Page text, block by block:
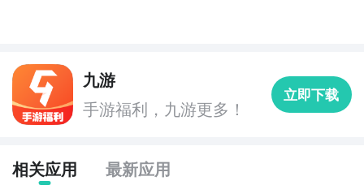
九游
手游福利，九游更多！
立即下载
相关应用 最新应用